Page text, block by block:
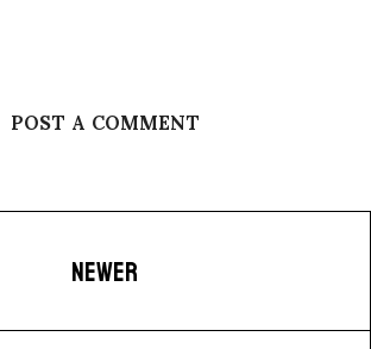
POST A COMMENT
NEWER